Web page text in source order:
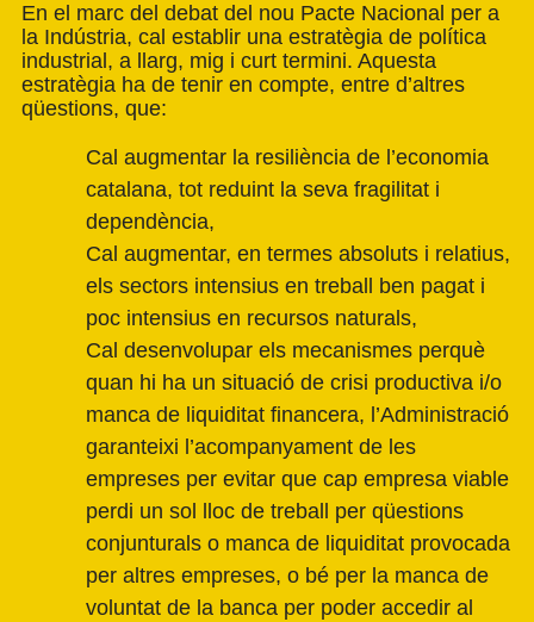
En el marc del debat del nou Pacte Nacional per a
la Indústria, cal establir una estratègia de política
industrial, a llarg, mig i curt termini. Aquesta
estratègia ha de tenir en compte, entre d’altres
qüestions, que:
Cal augmentar la resiliència de l’economia
catalana, tot reduint la seva fragilitat i
dependència,
Cal augmentar, en termes absoluts i relatius,
els sectors intensius en treball ben pagat i
poc intensius en recursos naturals,
Cal desenvolupar els mecanismes perquè
quan hi ha un situació de crisi productiva i/o
manca de liquiditat financera, l’Administració
garanteixi l’acompanyament de les
empreses per evitar que cap empresa viable
perdi un sol lloc de treball per qüestions
conjunturals o manca de liquiditat provocada
per altres empreses, o bé per la manca de
voluntat de la banca per poder accedir al